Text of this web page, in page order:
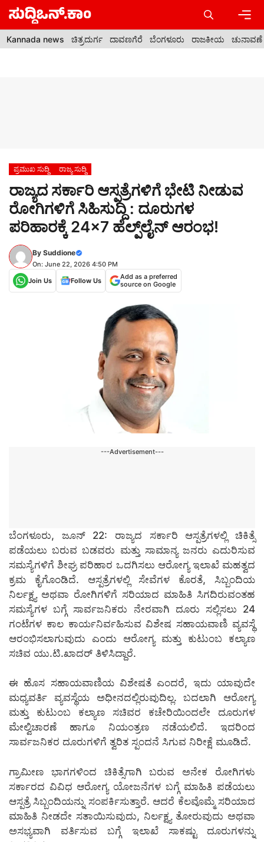
Skip
content
Kannada news ಚಿತ್ರದುರ್ಗ ದಾವಣಗೆರೆ ಬೆಂಗಳೂರು ರಾಜಕೀಯ ಚುನಾವಣೆ
ಪ್ರಮುಖ ಸುದ್ದಿ ರಾಜ್ಯ ಸುದ್ದಿ
ರಾಜ್ಯದ ಸರ್ಕಾರಿ ಆಸ್ಪತ್ರೆಗಳಿಗೆ ಭೇಟಿ ನೀಡುವ
ರೋಗಿಗಳಿಗೆ ಸಿಹಿಸುದ್ದಿ : ದೂರುಗಳ
ಪರಿಹಾರಕ್ಕೆ 24×7 ಹೆಲ್ಪ್‌ಲೈನ್ ಆರಂಭ!
By Suddione
On: June 22, 2026 4:50 PM
Join Us
Follow Us
Add as a preferred
source on Google
---Advertisement---
ಬೆಂಗಳೂರು, ಜೂನ್ 22: ರಾಜ್ಯದ ಸರ್ಕಾರಿ ಆಸ್ಪತ್ರೆಗಳಲ್ಲಿ ಚಿಕಿತ್ಸೆ
ಪಡೆಯಲು ಬರುವ ಬಡವರು ಮತ್ತು ಸಾಮಾನ್ಯ ಜನರು ಎದುರಿಸುವ
ಸಮಸ್ಯೆಗಳಿಗೆ ಶೀಘ್ರ ಪರಿಹಾರ ಒದಗಿಸಲು ಆರೋಗ್ಯ ಇಲಾಖೆ ಮಹತ್ವದ
ಕ್ರಮ ಕೈಗೊಂಡಿದೆ. ಆಸ್ಪತ್ರೆಗಳಲ್ಲಿ ಸೇವೆಗಳ ಕೊರತೆ, ಸಿಬ್ಬಂದಿಯ
ನಿರ್ಲಕ್ಷ್ಯ ಅಥವಾ ರೋಗಿಗಳಿಗೆ ಸರಿಯಾದ ಮಾಹಿತಿ ಸಿಗದಿರುವಂತಹ
ಸಮಸ್ಯೆಗಳ ಬಗ್ಗೆ ಸಾರ್ವಜನಿಕರು ನೇರವಾಗಿ ದೂರು ಸಲ್ಲಿಸಲು 24
ಗಂಟೆಗಳ ಕಾಲ ಕಾರ್ಯನಿರ್ವಹಿಸುವ ವಿಶೇಷ ಸಹಾಯವಾಣಿ ವ್ಯವಸ್ಥೆ
ಆರಂಭಿಸಲಾಗುವುದು ಎಂದು ಆರೋಗ್ಯ ಮತ್ತು ಕುಟುಂಬ ಕಲ್ಯಾಣ
ಸಚಿವ ಯು.ಟಿ.ಖಾದರ್ ತಿಳಿಸಿದ್ದಾರೆ.
ಈ ಹೊಸ ಸಹಾಯವಾಣಿಯ ವಿಶೇಷತೆ ಎಂದರೆ, ಇದು ಯಾವುದೇ
ಮಧ್ಯವರ್ತಿ ವ್ಯವಸ್ಥೆಯ ಅಧೀನದಲ್ಲಿರುವುದಿಲ್ಲ. ಬದಲಾಗಿ ಆರೋಗ್ಯ
ಮತ್ತು ಕುಟುಂಬ ಕಲ್ಯಾಣ ಸಚಿವರ ಕಚೇರಿಯಿಂದಲೇ ದೂರುಗಳ
ಮೇಲ್ವಿಚಾರಣೆ ಹಾಗೂ ನಿಯಂತ್ರಣ ನಡೆಯಲಿದೆ. ಇದರಿಂದ
ಸಾರ್ವಜನಿಕರ ದೂರುಗಳಿಗೆ ತ್ವರಿತ ಸ್ಪಂದನೆ ಸಿಗುವ ನಿರೀಕ್ಷೆ ಮೂಡಿದೆ.
ಗ್ರಾಮೀಣ ಭಾಗಗಳಿಂದ ಚಿಕಿತ್ಸೆಗಾಗಿ ಬರುವ ಅನೇಕ ರೋಗಿಗಳು
ಸರ್ಕಾರದ ವಿವಿಧ ಆರೋಗ್ಯ ಯೋಜನೆಗಳ ಬಗ್ಗೆ ಮಾಹಿತಿ ಪಡೆಯಲು
ಆಸ್ಪತ್ರೆ ಸಿಬ್ಬಂದಿಯನ್ನು ಸಂಪರ್ಕಿಸುತ್ತಾರೆ. ಆದರೆ ಕೆಲವೊಮ್ಮೆ ಸರಿಯಾದ
ಮಾಹಿತಿ ನೀಡದೇ ಸತಾಯಿಸುವುದು, ನಿರ್ಲಕ್ಷ್ಯ ತೋರುವುದು ಅಥವಾ
ಅಸಭ್ಯವಾಗಿ ವರ್ತಿಸುವ ಬಗ್ಗೆ ಇಲಾಖೆ ಸಾಕಷ್ಟು ದೂರುಗಳನ್ನು